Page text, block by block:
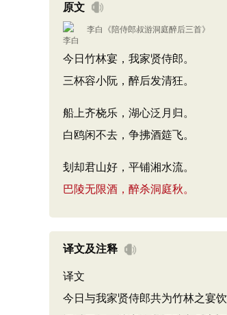
原文
李白 《 陪侍郎叔游洞庭醉后三首》
今日竹林宴，我家贤侍郎。
三杯容小阮，醉后发清狂。
船上齐桡乐，湖心泛月归。
白鸥闲不去，争拂酒筵飞。
刬却君山好，平铺湘水流。
巴陵无限酒，醉杀洞庭秋。
译文及注释
译文
今日与我家贤侍郎共为竹林之宴